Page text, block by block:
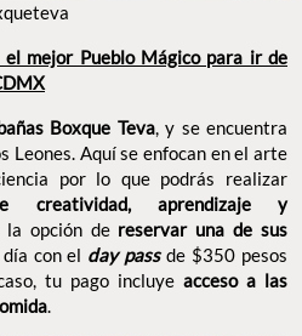
el mejor Pueblo Mágico para ir de
Boxque Teva, y se encuentra
Leones. Aquí se enfocan en el arte
por lo que podrás realizar
creatividad, aprendizaje y
la opción de reservar una de sus
con el day pass de $350 pesos
tu pago incluye acceso a las
.